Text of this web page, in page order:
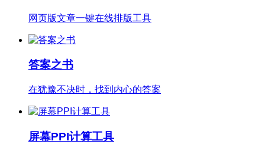
网页版文章一键在线排版工具
答案之书
在犹豫不决时，找到内心的答案
屏幕PPI计算工具